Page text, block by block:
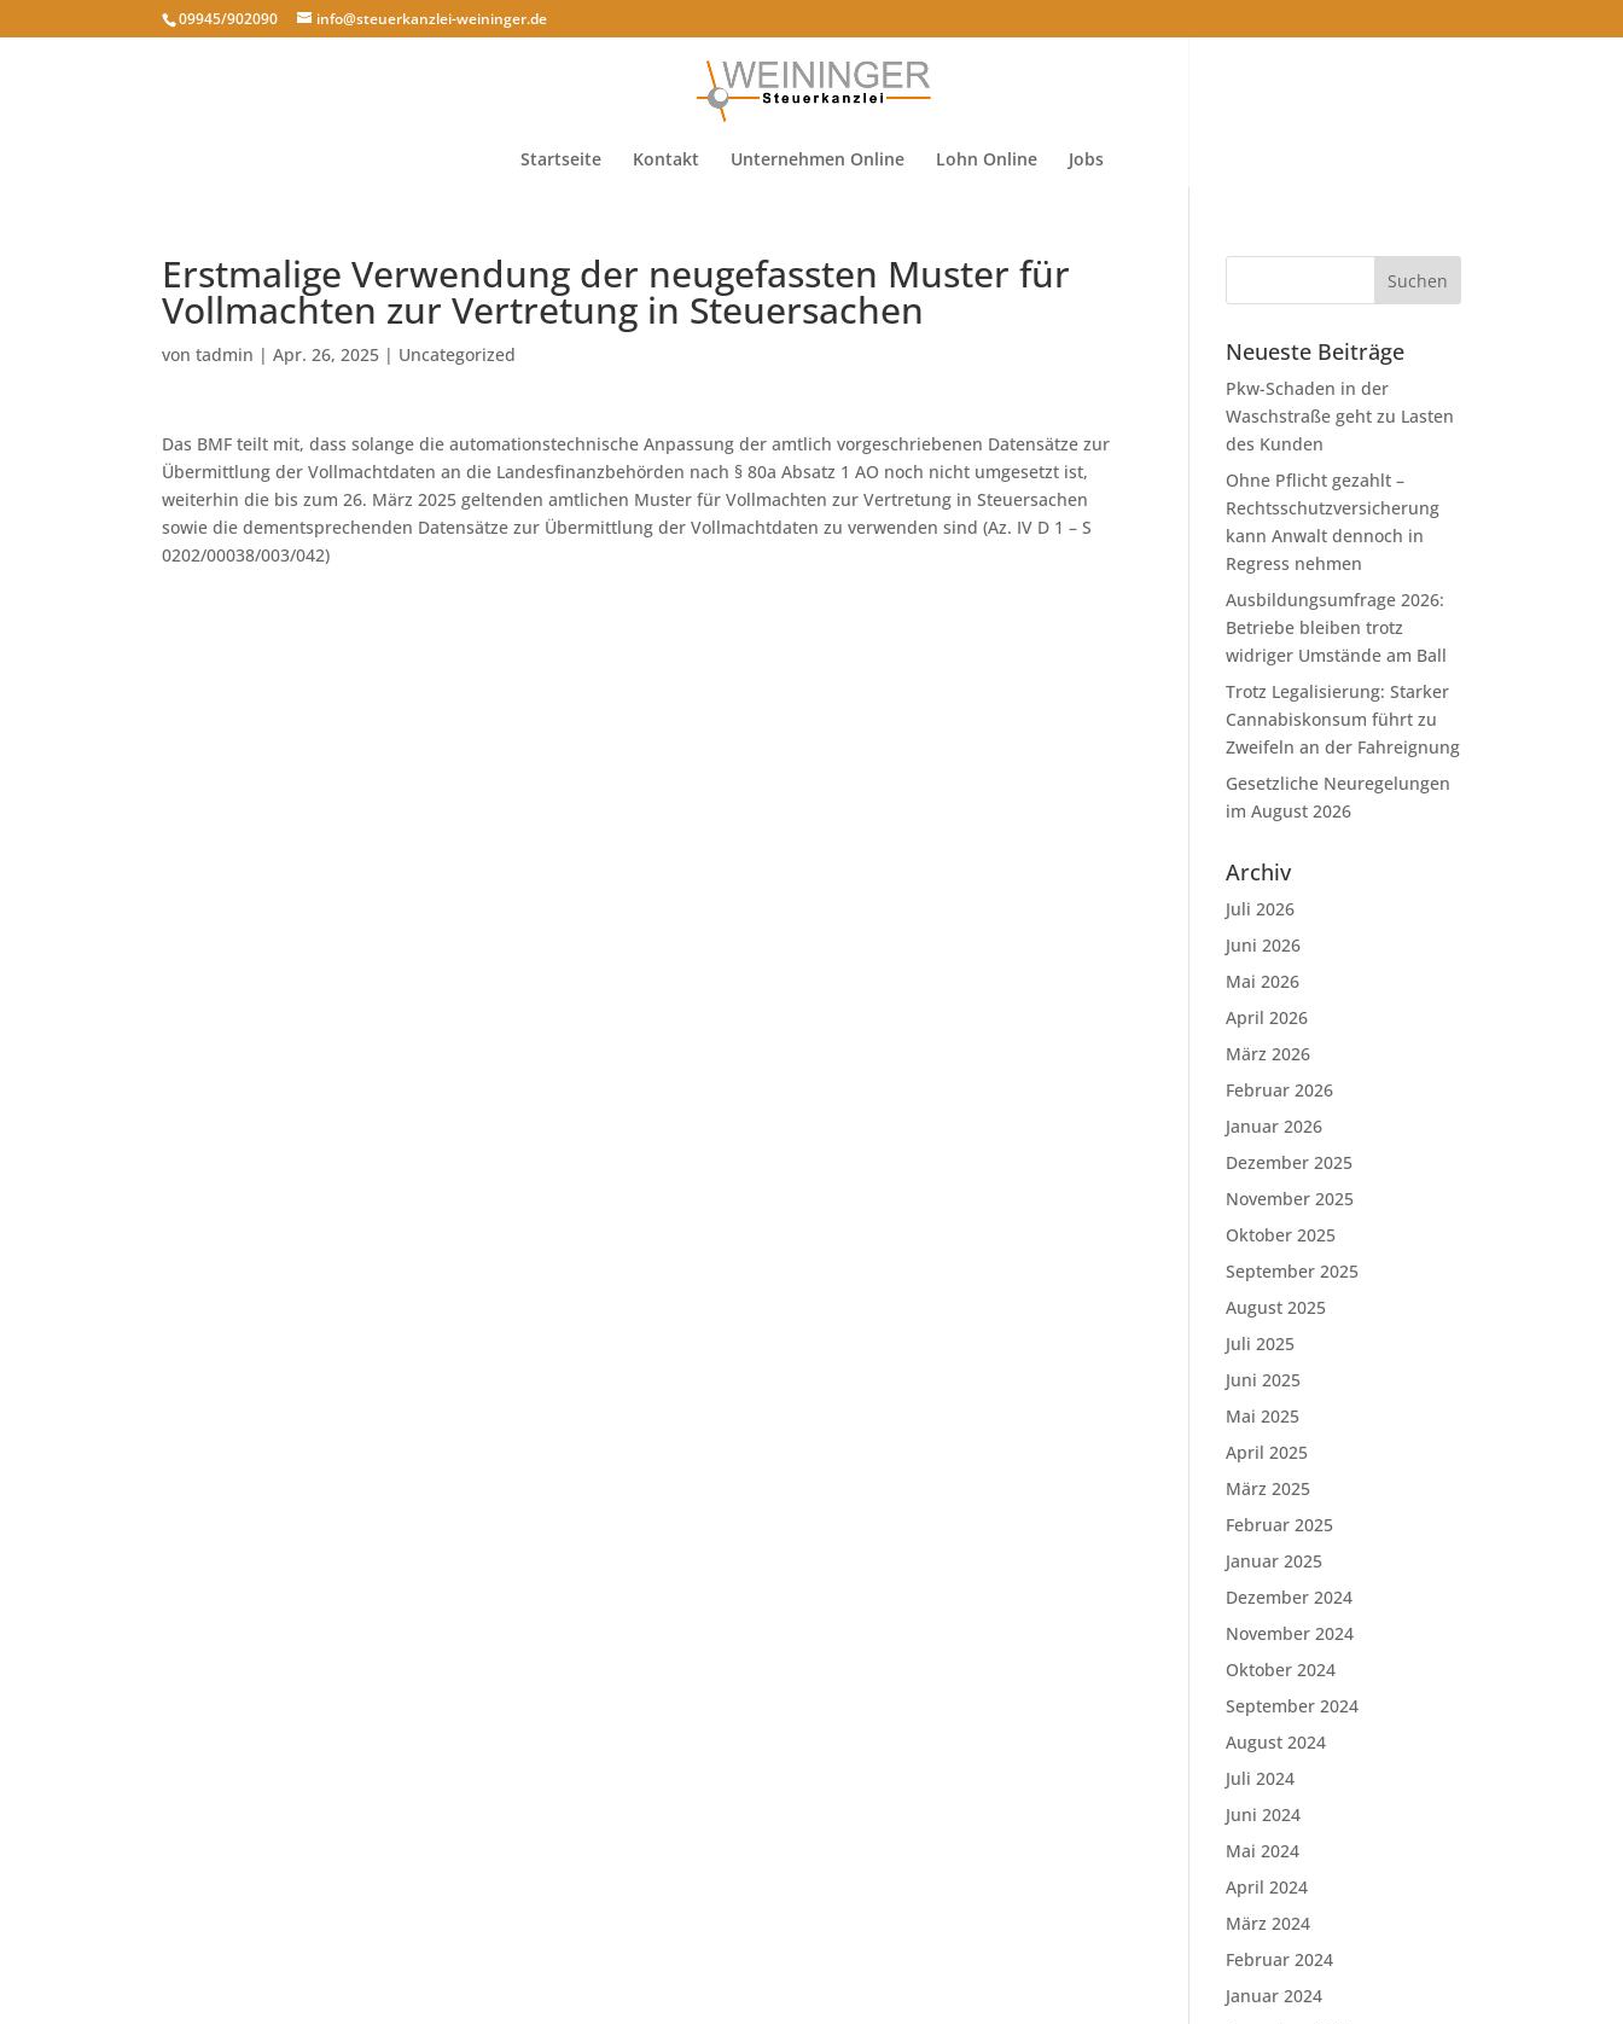
09945/902090 info@steuerkanzlei-weininger.de
Startseite Kontakt Unternehmen Online Lohn Online Jobs
Erstmalige Verwendung der neugefassten Muster für
Vollmachten zur Vertretung in Steuersachen
vontadmin |Apr. 26, 2025 | Uncategorized
Das BMF teilt mit, dass solange die automationstechnische Anpassung der amtlich vorgeschriebenen Datensätze zur
Übermittlung der Vollmachtdaten an die Landesfinanzbehörden nach § 80a Absatz 1 AO noch nicht umgesetzt ist,
weiterhin die bis zum 26. März 2025 geltenden amtlichen Muster für Vollmachten zur Vertretung in Steuersachen
sowie die dementsprechenden Datensätze zur Übermittlung der Vollmachtdaten zu verwenden sind (Az. IV D 1 – S
0202/00038/003/042)
Neueste Beiträge
Pkw-Schaden in der
Waschstraße geht zu Lasten
des Kunden
Ohne Pflicht gezahlt –
Rechtsschutzversicherung
kann Anwalt dennoch in
Regress nehmen
Ausbildungsumfrage 2026:
Betriebe bleiben trotz
widriger Umstände am Ball
Trotz Legalisierung: Starker
Cannabiskonsum führt zu
Zweifeln an der Fahreignung
Gesetzliche Neuregelungen
im August 2026
Archiv
Juli 2026
Juni 2026
Mai 2026
April 2026
März 2026
Februar 2026
Januar 2026
Dezember 2025
November 2025
Oktober 2025
September 2025
August 2025
Juli 2025
Juni 2025
Mai 2025
April 2025
März 2025
Februar 2025
Januar 2025
Dezember 2024
November 2024
Oktober 2024
September 2024
August 2024
Juli 2024
Juni 2024
Mai 2024
April 2024
März 2024
Februar 2024
Januar 2024